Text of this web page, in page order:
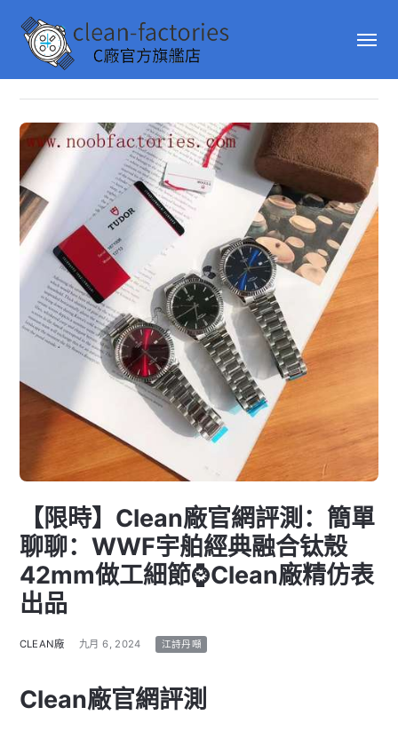
【限時】Clean廠官網評測：簡單
聊聊：WWF宇舶經典融合钛殼
42mm做工細節⌚Clean廠精仿表
出品
CLEAN廠 九月 6, 2024 江詩丹噸
Clean廠官網評測